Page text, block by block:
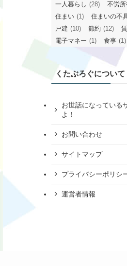
一人暮らし (28) 不労
住まい (1) 住まいの不
戸建 (10) 節約 (12)
電子マネー (1) 食事 (1)
くたぶろぐについて
お世話になっている
よ！
お問い合わせ
サイトマップ
プライバシーポリシ
運営者情報